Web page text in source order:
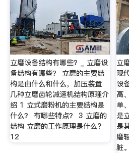
立磨设备结构有哪些？_ 立磨设
备结构有哪些？ 立磨的主要结
构是由什么和什么，加压装置
几种立磨齿轮减速机结构原理介
绍 1 立式磨粉机的主要结构是
什么？ 有哪些特点？ 3 立磨的
结构 立磨的工作原理是什么?
12
立
现
设
高
单
是
是
磨
脏。